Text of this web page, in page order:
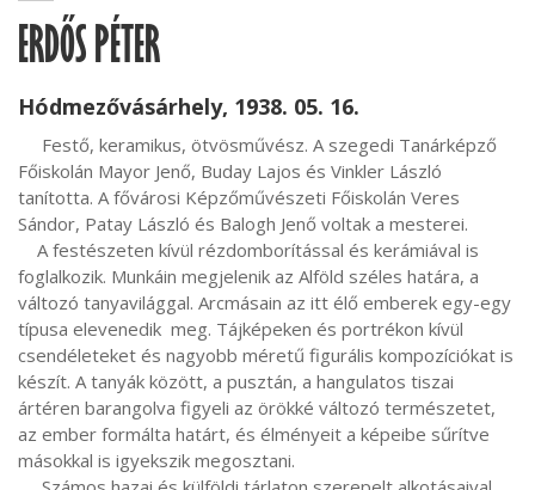
ERDŐS PÉTER
Hódmezővásárhely, 1938. 05. 16.
Főiskolán Mayor Jenő, Buday Lajos és Vinkler László
tanította. A fővárosi Képzőművészeti Főiskolán Veres
Sándor, Patay László és Balogh Jenő voltak a mesterei.
foglalkozik. Munkáin megjelenik az Alföld széles határa, a
változó tanyavilággal. Arcmásain az itt élő emberek egy-egy
típusa elevenedik  meg. Tájképeken és portrékon kívül
csendéleteket és nagyobb méretű figurális kompozíciókat is
készít. A tanyák között, a pusztán, a hangulatos tiszai
ártéren barangolva figyeli az örökké változó természetet,
az ember formálta határt, és élményeit a képeibe sűrítve
másokkal is igyekszik megosztani.